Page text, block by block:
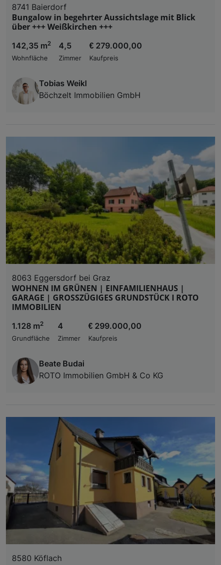
8741 Baierdorf
Bungalow in begehrter Aussichtslage mit Blick
über +++ Weißkirchen +++
142,35 m2
Wohnfläche
4,5
Zimmer
€ 279.000,00
Kaufpreis
Tobias Weikl
Böchzelt Immobilien GmbH
8063 Eggersdorf bei Graz
WOHNEN IM GRÜNEN | EINFAMILIENHAUS |
GARAGE | GROSSZÜGIGES GRUNDSTÜCK I ROTO
IMMOBILIEN
1.128 m2
Grundfläche
4
Zimmer
€ 299.000,00
Kaufpreis
Beate Budai
ROTO Immobilien GmbH & Co KG
8580 Köflach